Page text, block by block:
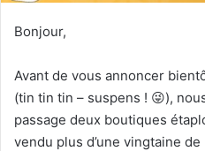
Bonjour,
Avant de vous annoncer
(tin tin tin – suspens ! 😜),
passage deux boutiques
vendu plus d’une vingtaine de